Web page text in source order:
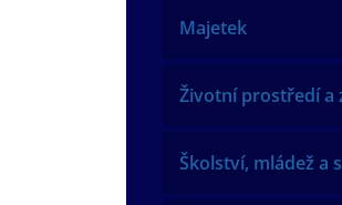
Majetek
Životní prostředí a
Školství, mládež a